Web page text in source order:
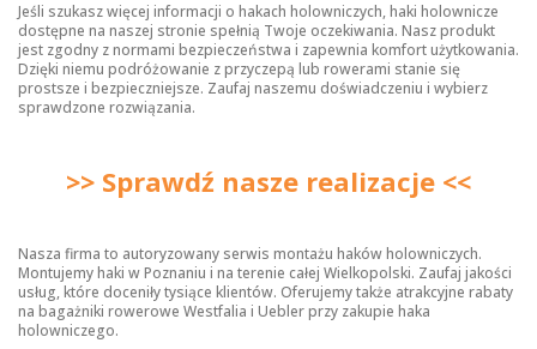
Jeśli szukasz więcej informacji o hakach holowniczych,haki holownicze
dostępne na naszej stronie spełnią Twoje oczekiwania. Nasz produkt
jest zgodny z normami bezpieczeństwa i zapewnia komfort użytkowania.
Dzięki niemu podróżowanie z przyczepą lub rowerami stanie się
prostsze i bezpieczniejsze. Zaufaj naszemu doświadczeniu i wybierz
sprawdzone rozwiązania.
>> Sprawdź nasze realizacje <<
Nasza firma to autoryzowany serwis montażu haków holowniczych.
Montujemy haki w Poznaniu i na terenie całej Wielkopolski. Zaufaj jakości
usług, które doceniły tysiące klientów. Oferujemy także atrakcyjne rabaty
na bagażniki rowerowe Westfalia i Uebler przy zakupie haka
holowniczego.